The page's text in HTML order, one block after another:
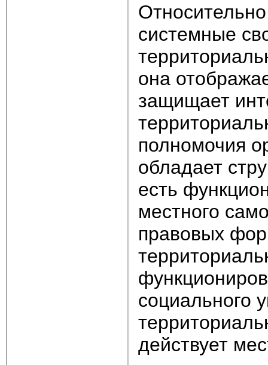
системные
она
защищает
полномочия
обладает
есть
местного
правовых
социального
действует